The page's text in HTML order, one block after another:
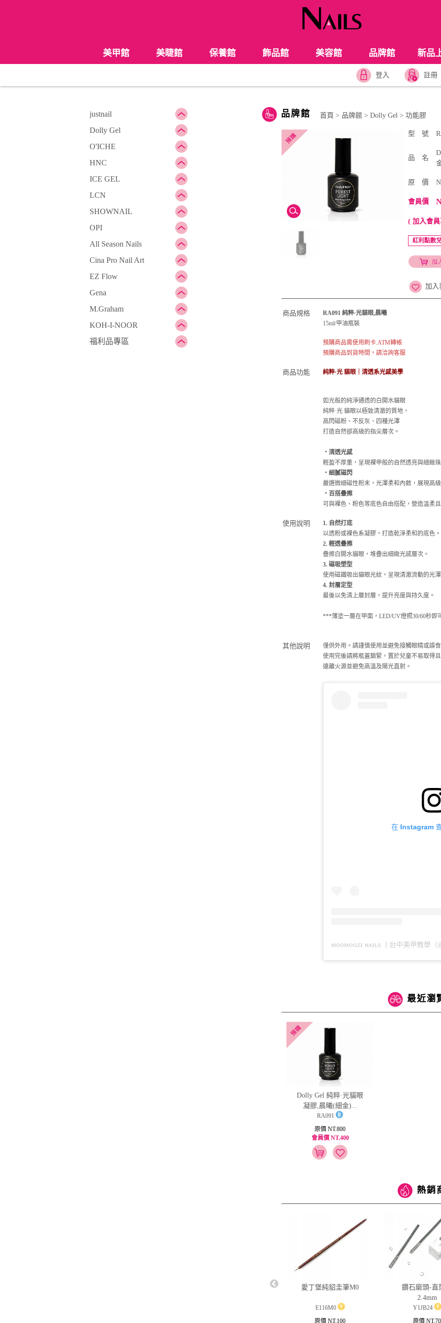
美甲館 美睫館 保養館 飾品館 美容館 品牌館 新品
登入 註冊
justnail
Dolly Gel
O'ICHE
HNC
ICE GEL
LCN
SHOWNAIL
OPI
All Season Nails
Cina Pro Nail Art
EZ Flow
Gena
M.Graham
KOH-I-NOOR
福利品專區
品牌館 首頁 > 品牌館 >Dolly Gel >功能膠
型 號
品 名
原 價
會員價
( 加入會
紅利點數
加入
商品規格
RA091 純粹·光貓眼,晨曦
15ml/甲油瓶裝
預購商品需使用刷卡.ATM轉帳
預購商品到貨時間，請洽詢客服
商品功能 純粹·光 貓眼｜清透系光感美學
如光般的純淨通透的白開水貓眼
純粹·光 貓眼以極致清澈的質地，
高閃磁粉、不反灰、四種光澤
打造自然卻高級的指尖層次。
・清透光感
輕盈不厚重，呈現裸甲般的自然透亮與細緻珠
・細膩磁閃
嚴選微細磁性粉末，光澤柔和內斂，展現高級
・百搭疊擦
可與裸色、粉色等底色自由搭配，營造溫柔
使用說明
1. 自然打底
以透粉或裸色系凝膠，打造乾淨柔和的底色。
2. 輕透疊擦
疊擦白開水貓眼，堆疊出細緻光感層次。
3. 磁吸塑型
使用磁鐵吸出貓眼光紋，呈現清澈流動的光澤
4. 封層定型
最後以免清上層封層，提升亮度與持久度。
***薄塗一層在甲面，LED/UV燈照30/60秒即
其他說明
僅供外用。請謹慎使用並避免接觸眼睛或誤食
使用完後請將瓶蓋鎖緊，置於兒童不易取得且
遠離火源並避免高溫及陽光直射。
在 Instagram
ᴍᴏᴏᴍᴏᴏᴢɪ ɴᴀɪʟs ㅣ台中美甲教學
最近瀏
Dolly Gel 純粹·光貓眼
凝膠,晨曦(細金)...
RA091
原價 NT.800
會員價 NT.400
熱銷
愛丁堡純貂圭筆M0
E116M0
原價 NT.100
鑽石磨頭-直
2.4mm
Y1JB24
原價 NT.70